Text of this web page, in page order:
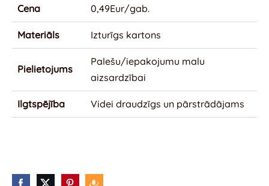
Cena 0,49Eur/gab.
Materiāls Izturīgs kartons
Pielietojums
Palešu/iepakojumu malu
aizsardzībai
Ilgtspējība Videi draudzīgs un pārstrādājams